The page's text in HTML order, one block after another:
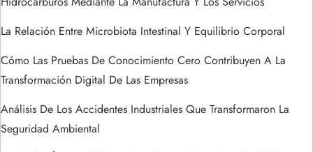
n
t
r
a
La Relación Entre Microbiota Intestinal Y Equilibrio Corporal
Cómo Las Pruebas De Conocimiento Cero Contribuyen A La
Transformación Digital De Las Empresas
Análisis De Los Accidentes Industriales Que Transformaron La
Seguridad Ambiental